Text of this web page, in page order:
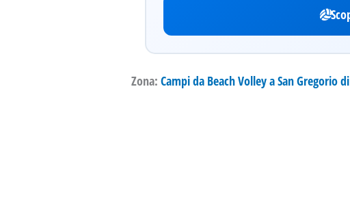
Zona: Campi da Beach Volley a San Gregorio